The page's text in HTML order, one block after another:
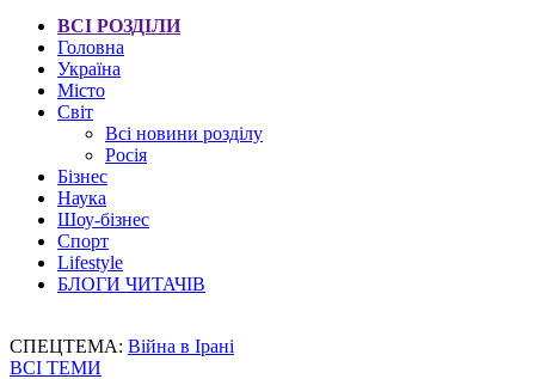
ВСІ РОЗДІЛИ
Головна
Україна
Місто
Світ
Всі новини розділу
Росія
Бізнес
Наука
Шоу-бізнес
Спорт
Lifestyle
БЛОГИ ЧИТАЧІВ
СПЕЦТЕМА: Війна в Ірані
ВСІ ТЕМИ